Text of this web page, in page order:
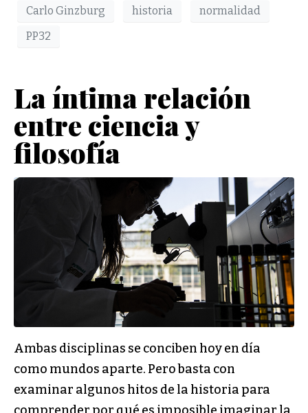
Carlo Ginzburg historia
normalidad
PP32
La íntima relación
entre ciencia y
filosofía
Ambas disciplinas se conciben hoy en día
como mundos aparte. Pero basta con
examinar algunos hitos de la historia para